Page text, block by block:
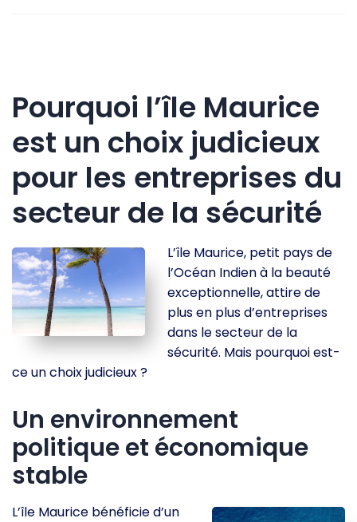
Pourquoi l’île Maurice
est un choix judicieux
pour les entreprises du
secteur de la sécurité
L’île Maurice, petit pays de
l’Océan Indien à la beauté
exceptionnelle, attire de
plus en plus d’entreprises
dans le secteur de la
sécurité. Mais pourquoi est-
ce un choix judicieux ?
Un environnement
politique et économique
stable
L’île Maurice bénéficie d’un